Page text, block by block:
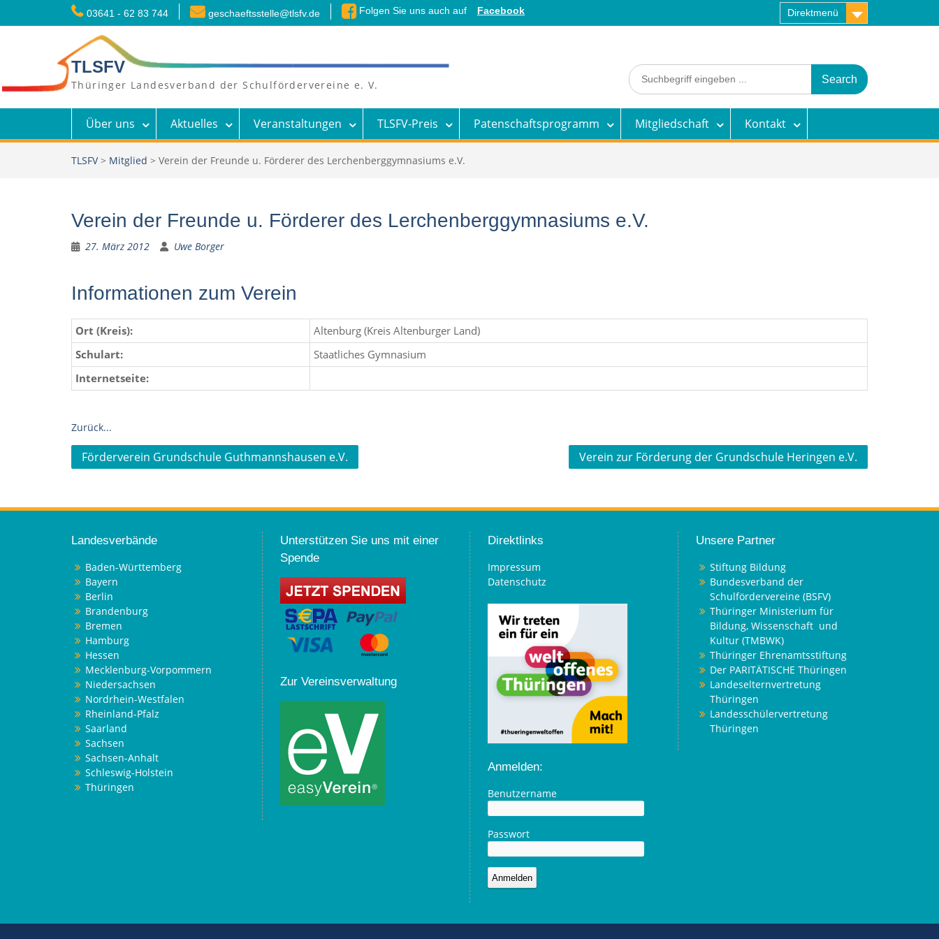
03641 - 62 83 744 geschaeftsstelle@tlsfv.de Folgen Sie uns auch auf Facebook Direktmenü
TLSFV
Thüringer Landesverband der Schulfördervereine e. V.
Search
for:
Über uns Aktuelles Veranstaltungen TLSFV-Preis Patenschaftsprogramm Mitgliedschaft Kontakt
TLSFV> Mitglied > Verein der Freunde u. Förderer des Lerchenberggymnasiums e.V.
Verein der Freunde u. Förderer des Lerchenberggymnasiums e.V.
27. März 2012 Uwe Borger
Informationen zum Verein
Ort (Kreis):
Altenburg (Kreis Altenburger Land)
Schulart:
Staatliches Gymnasium
Internetseite:
Zurück...
Beitragsnavigation
Förderverein Grundschule Guthmannshausen e.V. Verein zur Förderung der Grundschule Heringen e.V.
Landesverbände
Baden-Württemberg
Bayern
Berlin
Brandenburg
Bremen
Hamburg
Hessen
Mecklenburg-Vorpommern
Niedersachsen
Nordrhein-Westfalen
Rheinland-Pfalz
Saarland
Sachsen
Sachsen-Anhalt
Schleswig-Holstein
Thüringen
Unterstützen Sie uns mit einer
Spende
Zur Vereinsverwaltung
Direktlinks
Impressum
Datenschutz
Anmelden:
Benutzername
Passwort
Unsere Partner
Stiftung Bildung
Bundesverband der
Schulfördervereine (BSFV)
Thüringer Ministerium für
Bildung, Wissenschaft und
Kultur (TMBWK)
Thüringer Ehrenamtsstiftung
Der PARITÄTISCHE Thüringen
Landeselternvertretung
Thüringen
Landesschülervertretung
Thüringen